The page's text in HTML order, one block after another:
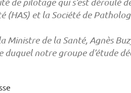
(HAS) et la Société de
Ministre de la Santé, Agnès
duquel notre groupe d’étude